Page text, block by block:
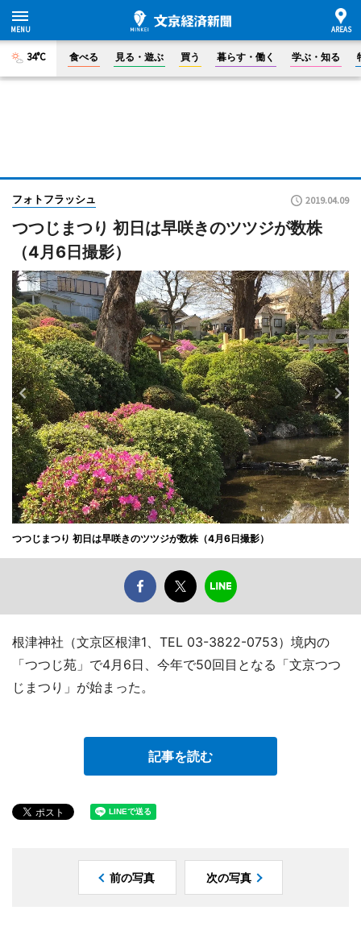
34°C 食べる 見る・遊ぶ 買う 暮らす・働く 学ぶ・知る
フォトフラッシュ 2019.04.09
つつじまつり 初日は早咲きのツツジが数株
（4月6日撮影）
つつじまつり 初日は早咲きのツツジが数株（4月6日撮影）
根津神社（文京区根津1、TEL 03-3822-0753）境内の
「つつじ苑」で4月6日、今年で50回目となる「文京つつ
じまつり」が始まった。
記事を読む
前の写真 次の写真